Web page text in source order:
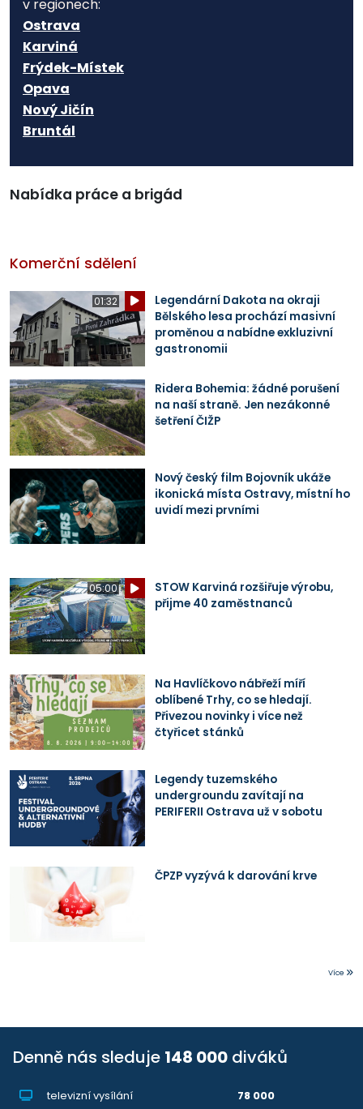
v regionech:
Ostrava
Karviná
Frýdek-Místek
Opava
Nový Jičín
Bruntál
Nabídka práce a brigád
Komerční sdělení
01:32
Legendární Dakota na okraji
Bělského lesa prochází masivní
proměnou a nabídne exkluzivní
gastronomii
Ridera Bohemia: žádné porušení
na naší straně. Jen nezákonné
šetření ČIŽP
Nový český film Bojovník ukáže
ikonická místa Ostravy, místní ho
uvidí mezi prvními
05:00
STOW Karviná rozšiřuje výrobu,
přijme 40 zaměstnanců
Na Havlíčkovo nábřeží míří
oblíbené Trhy, co se hledají.
Přivezou novinky i více než
čtyřicet stánků
Legendy tuzemského
undergroundu zavítají na
PERIFERII Ostrava už v sobotu
ČPZP vyzývá k darování krve
Více
Denně nás sleduje 148 000 diváků
televizní vysílání
78 000